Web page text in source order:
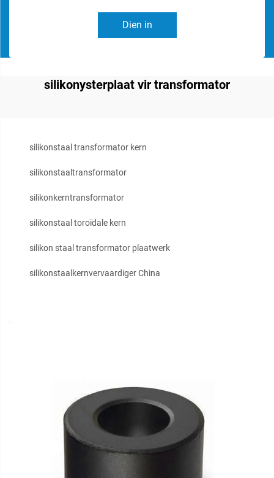
Dien in
silikonysterplaat vir transformator
silikonstaal transformator kern
silikonstaaltransformator
silikonkerntransformator
silikonstaal toroïdale kern
silikon staal transformator plaatwerk
silikonstaalkernvervaardiger China